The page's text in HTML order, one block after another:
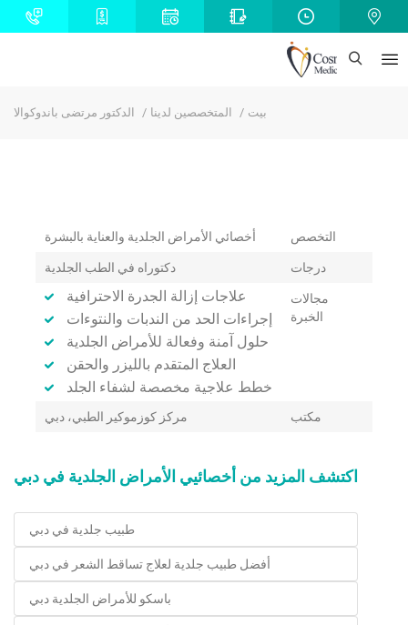
بيت المتخصصين لدينا الدكتور مرتضى باندوكوالا
التخصص أخصائي الأمراض الجلدية والعناية بالبشرة
درجات دكتوراه في الطب الجلدية
مجالات
الخبرة
علاجات إزالة الجدرة الاحترافية
إجراءات الحد من الندبات والنتوءات
حلول آمنة وفعالة للأمراض الجلدية
العلاج المتقدم بالليزر والحقن
خطط علاجية مخصصة لشفاء الجلد
مكتب مركز كوزموكير الطبي، دبي
اكتشف المزيد من أخصائيي الأمراض الجلدية في دبي
طبيب جلدية في دبي
أفضل طبيب جلدية لعلاج تساقط الشعر في دبي
باسكو للأمراض الجلدية دبي